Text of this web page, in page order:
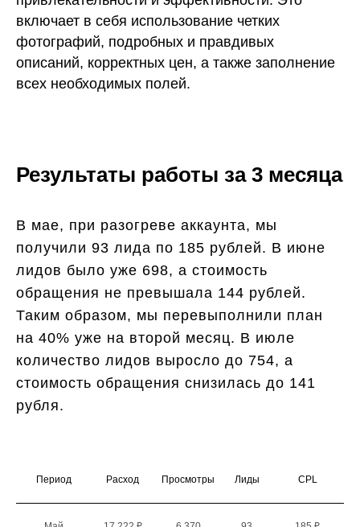
включает в себя использование четких
фотографий, подробных и правдивых
описаний, корректных цен, а также заполнение
всех необходимых полей.
Результаты работы за 3 месяца
В мае, при разогреве аккаунта, мы
получили 93 лида по 185 рублей. В июне
лидов было уже 698, а стоимость
обращения не превышала 144 рублей.
Таким образом, мы перевыполнили план
на 40% уже на второй месяц. В июле
количество лидов выросло до 754, а
стоимость обращения снизилась до 141
рубля.
Период Расход Просмотры Лиды CPL